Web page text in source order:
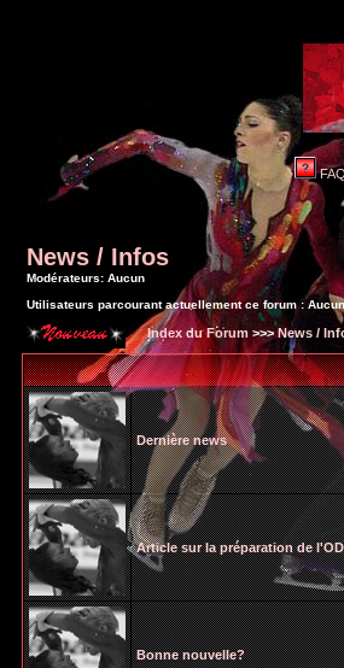
FAQ
News / Infos
Modérateurs: Aucun
Utilisateurs parcourant actuellement ce forum : Aucun
Index du Forum >>>News /
Dernière news
Article sur la préparation de
Bonne nouvelle?